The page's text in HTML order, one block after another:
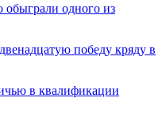
одного из
победу кряду в
в квалификации